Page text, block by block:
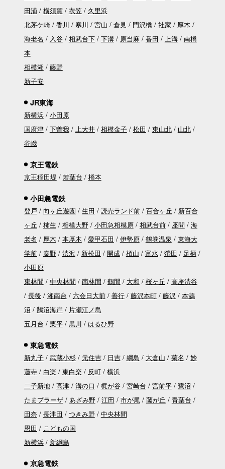
田浦
横須賀 衣笠
久里浜
北茅ケ崎
香川 寒川 宮山 倉見 門沢橋 社家
厚木
海老名
入谷 相武台下 下溝 原当麻 番田 上溝
南橋
本
相模湖
藤野
新子安
JR東海
新横浜
小田原
国府津
下曽我 上大井 相模金子 松田 東山北
山北
谷峨
京王電鉄
京王稲田堤 若葉台 橋本
小田急電鉄
登戸 向ヶ丘遊園 生田 読売ランド前 百合ヶ丘
新百合
ヶ丘
柿生 相模大野 小田急相模原 相武台前 座間
海
老名
厚木 本厚木 愛甲石田 伊勢原 鶴巻温泉
東海大
学前
秦野 渋沢 新松田 開成 栢山 富水 螢田
足柄
小田原
東林間
中央林間 南林間 鶴間 大和 桜ヶ丘
高座渋谷
長後
湘南台 六会日大前 善行 藤沢本町 藤沢
本鵠
沼
鵠沼海岸
片瀬江ノ島
五月台
栗平 黒川 はるひ野
東急電鉄
新丸子 武蔵小杉 元住吉 日吉 綱島 大倉山 菊名
妙
蓮寺
白楽 東白楽 反町
横浜
二子新地
高津 溝の口 梶が谷 宮崎台 宮前平
鷺沼
たまプラーザ
あざみ野 江田 市が尾 藤が丘
青葉台
田奈
長津田 つきみ野
中央林間
恩田
こどもの国
新横浜
新綱島
京急電鉄